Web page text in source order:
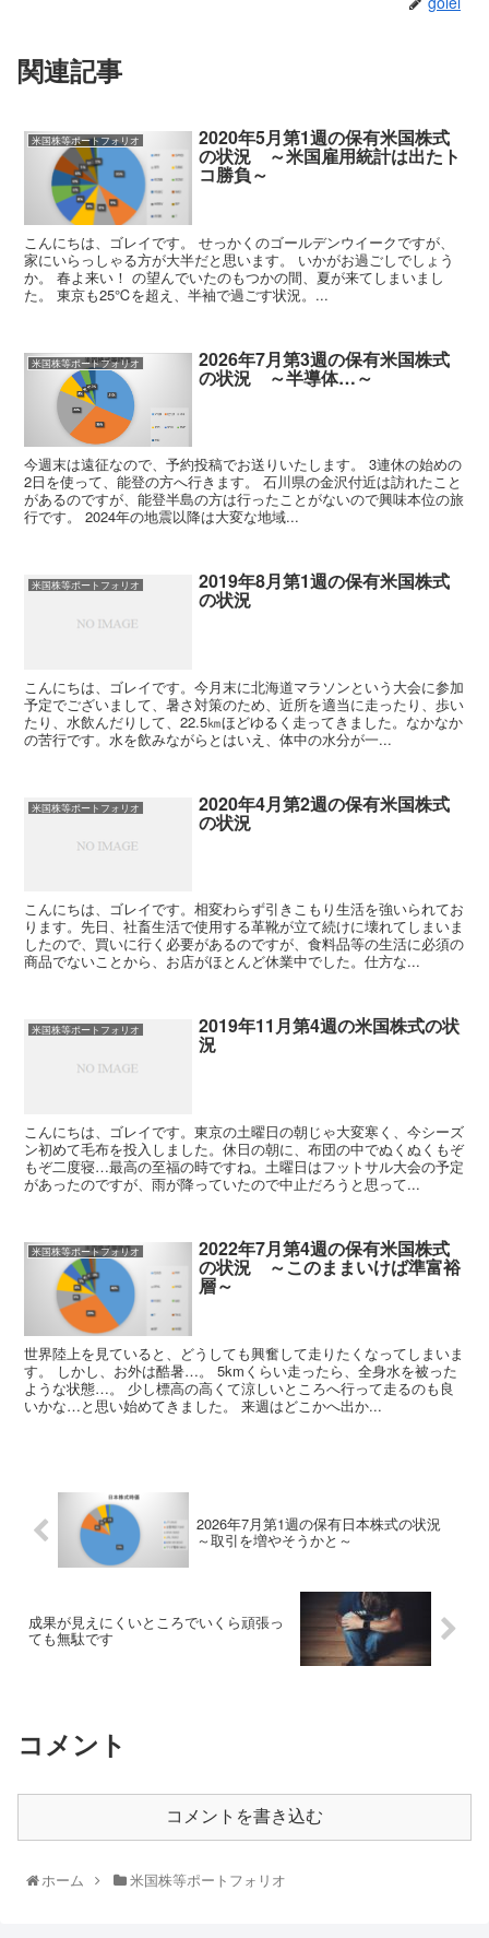
関連記事
米国株等ポートフォリオ 2020年5月第1週の保有米国株式
の状況 ～米国雇用統計は出たト
コ勝負～
こんにちは、ゴレイです。 せっかくのゴールデンウイークですが、
家にいらっしゃる方が大半だと思います。 いかがお過ごしでしょう
か。 春よ来い！ の望んでいたのもつかの間、夏が来てしまいまし
た。 東京も25℃を超え、半袖で過ごす状況。...
米国株等ポートフォリオ 2026年7月第3週の保有米国株式
の状況 ～半導体…～
今週末は遠征なので、予約投稿でお送りいたします。 3連休の始めの
2日を使って、能登の方へ行きます。 石川県の金沢付近は訪れたこと
があるのですが、能登半島の方は行ったことがないので興味本位の旅
行です。 2024年の地震以降は大変な地域...
米国株等ポートフォリオ 2019年8月第1週の保有米国株式
の状況
こんにちは、ゴレイです。今月末に北海道マラソンという大会に参加
予定でございまして、暑さ対策のため、近所を適当に走ったり、歩い
たり、水飲んだりして、22.5㎞ほどゆるく走ってきました。なかなか
の苦行です。水を飲みながらとはいえ、体中の水分が一...
米国株等ポートフォリオ 2020年4月第2週の保有米国株式
の状況
こんにちは、ゴレイです。相変わらず引きこもり生活を強いられてお
ります。先日、社畜生活で使用する革靴が立て続けに壊れてしまいま
したので、買いに行く必要があるのですが、食料品等の生活に必須の
商品でないことから、お店がほとんど休業中でした。仕方な...
米国株等ポートフォリオ 2019年11月第4週の米国株式の状
況
こんにちは、ゴレイです。東京の土曜日の朝じゃ大変寒く、今シーズ
ン初めて毛布を投入しました。休日の朝に、布団の中でぬくぬくもぞ
もぞ二度寝…最高の至福の時ですね。土曜日はフットサル大会の予定
があったのですが、雨が降っていたので中止だろうと思って...
米国株等ポートフォリオ 2022年7月第4週の保有米国株式
の状況 ～このままいけば準富裕
層～
世界陸上を見ていると、どうしても興奮して走りたくなってしまいま
す。 しかし、お外は酷暑…。 5kmくらい走ったら、全身水を被った
ような状態…。 少し標高の高くて涼しいところへ行って走るのも良
いかな…と思い始めてきました。 来週はどこかへ出か...
2026年7月第1週の保有日本株式の状況
～取引を増やそうかと～
成果が見えにくいところでいくら頑張っ
ても無駄です
コメント
コメントを書き込む
ホーム 米国株等ポートフォリオ